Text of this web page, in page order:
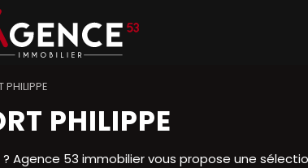
PHILIPPE
Agence 53 immobilier vous propose une